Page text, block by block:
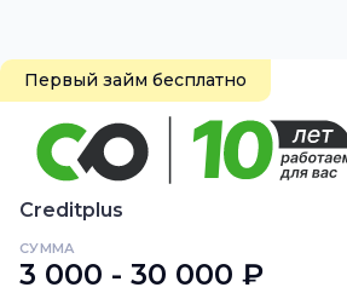
Первый займ бесплатно
Creditplus
СУММА
3 000 - 30 000 ₽